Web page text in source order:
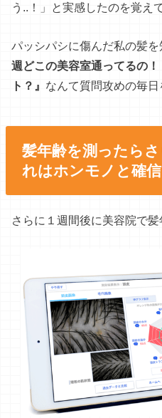
れはホンモノと確信
元々潤い28点だったのが